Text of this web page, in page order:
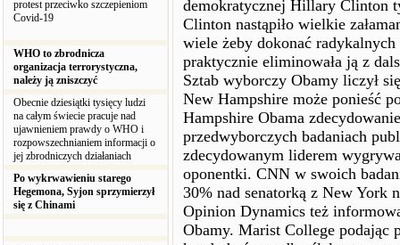
protest przeciwko szczepieniom
Covid-19
WHO to zbrodnicza
organizacja terrorystyczna,
należy ją zniszczyć
Obecnie dziesiątki tysięcy ludzi
na całym świecie pracuje nad
ujawnieniem prawdy o WHO i
rozpowszechnianiem informacji o
jej zbrodniczych działaniach
Po wykrwawieniu starego
Hegemona, Syjon sprzymierzył
się z Chinami
demokratycznej Hillary Clinton
Clinton nastąpiło wielkie
wiele żeby dokonać
praktycznie eliminowała ją z
Sztab wyborczy Obamy liczył
New Hampshire może ponieść
Hampshire Obama
przedwyborczych badaniach
zdecydowanym liderem
oponentki. CNN w swoich
30% nad senatorką z New York
Opinion Dynamics też
Obamy. Marist College podając